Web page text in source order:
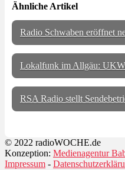
Ähnliche Artikel
Radio Schwaben eröffnet
Lokalfunk im Allgäu:
RSA Radio stellt
© 2022 radioWOCHE.de
Konzeption: Medienagentur
Impressum -